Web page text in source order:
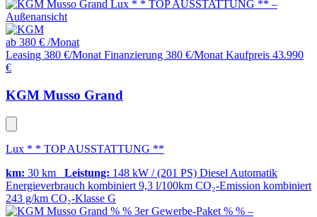
ab 380 € /Monat
Leasing 380 €/Monat Finanzierung 380 €/Monat Kaufpreis 43.990
€
KGM Musso Grand
Lux * * TOP AUSSTATTUNG **
km: 30 km Leistung: 148 kW / (201 PS) Diesel Automatik
Energieverbrauch kombiniert 9,3 l/100km CO₂-Emission kombiniert
243 g/km CO₂-Klasse G